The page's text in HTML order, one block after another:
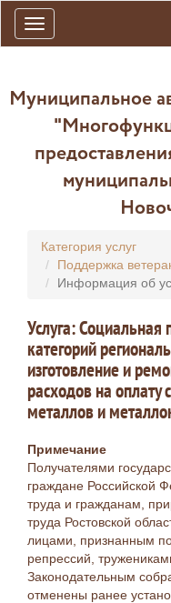
Toggle
navigation
Муниципальное
Категория услуг
Поддержка
Информация об
Услуга:
категорий
изготовление и
расходов на оплату
металлов и
Примечание
Получателями
граждане Российской
труда и гражданам,
труда Ростовской
лицами, признанным
репрессий,
Законодательным
отменены ранее